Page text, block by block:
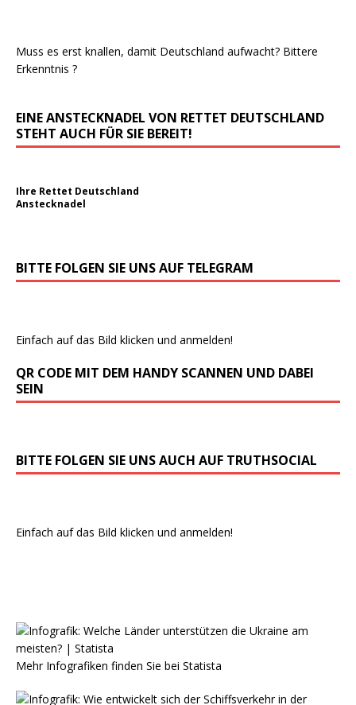
Muss es erst knallen, damit Deutschland aufwacht? Bittere
Erkenntnis ?
EINE ANSTECKNADEL VON RETTET DEUTSCHLAND
STEHT AUCH FÜR SIE BEREIT!
Ihre Rettet Deutschland
Anstecknadel
BITTE FOLGEN SIE UNS AUF TELEGRAM
Einfach auf das Bild klicken und anmelden!
QR CODE MIT DEM HANDY SCANNEN UND DABEI
SEIN
BITTE FOLGEN SIE UNS AUCH AUF TRUTHSOCIAL
Einfach auf das Bild klicken und anmelden!
Mehr Infografiken finden Sie bei Statista